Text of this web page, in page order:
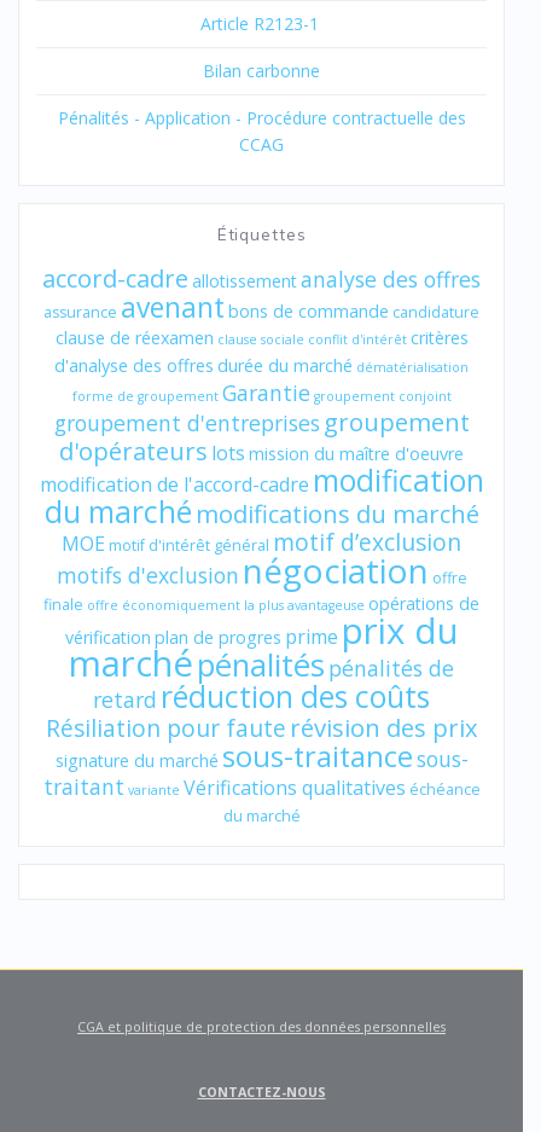
Article R2123-1
Bilan carbonne
Pénalités - Application - Procédure contractuelle des
CCAG
Étiquettes
accord-cadre allotissementanalyse des offres
assurance avenant bons de commande candidature
clause de réexamen clause sociale conflit d'intérêt critères
d'analyse des offres durée du marché dématérialisation
forme de groupement Garantie groupement conjoint
groupement d'entreprises groupement
d'opérateurs lots mission du maître d'oeuvre
modification de l'accord-cadre modification
du marché modifications du marché
MOE motif d'intérêt général motif d’exclusion
motifs d'exclusion négociation offre
finale offre économiquement la plus avantageuse opérations de
vérification plan de progres prime prix du
marchépénalités pénalités de
retard réduction des coûts
Résiliation pour faute révision des prix
signature du marché sous-traitancesous-
traitant variante Vérifications qualitatives échéance
du marché
CGA et politique de protection des données personnelles
CONTACTEZ-NOUS